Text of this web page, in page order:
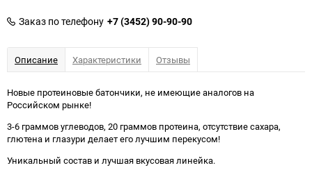
Заказ по телефону +7 (3452) 90-90-90
Описание Характеристики Отзывы
Новые протеиновые батончики, не имеющие аналогов на
Российском рынке!
3-6 граммов углеводов, 20 граммов протеина, отсутствие сахара,
глютена и глазури делает его лучшим перекусом!
Уникальный состав и лучшая вкусовая линейка.